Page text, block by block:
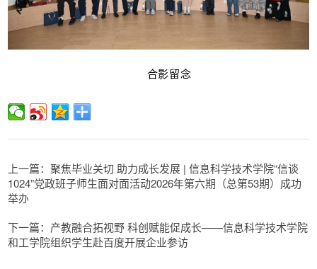
合影留念
上一篇：聚焦毕业关切 助力成长发展 | 信息科学技术学院“信谈
1024”党政班子师生面对面活动2026年第六期（总第53期）成功
举办
下一篇：产教融合拓视野 科创赋能促成长——信息科学技术学院
和工学院组织学生赴百度开展企业参访